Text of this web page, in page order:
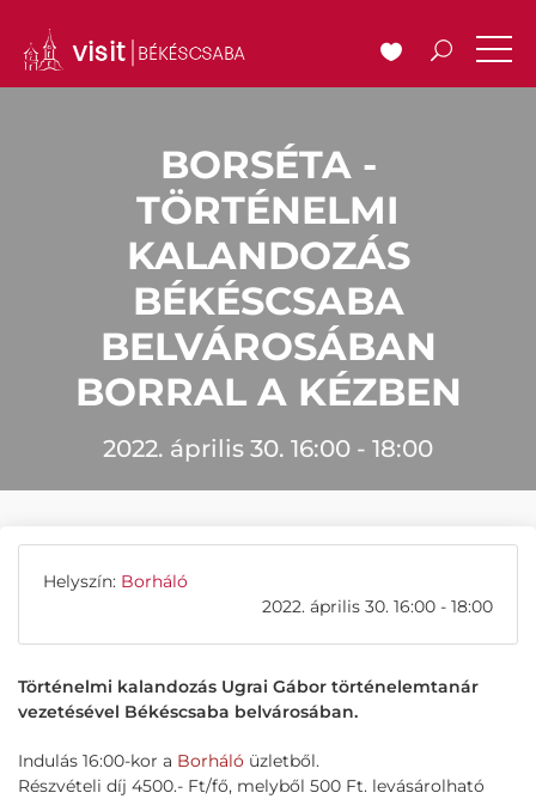
BORSÉTA -
TÖRTÉNELMI
KALANDOZÁS
BÉKÉSCSABA
BELVÁROSÁBAN
BORRAL A KÉZBEN
2022. április 30. 16:00 - 18:00
Helyszín: Borháló
2022. április 30. 16:00 - 18:00
Történelmi kalandozás Ugrai Gábor történelemtanár
vezetésével Békéscsaba belvárosában.
Indulás 16:00-kor a Borháló üzletből.
Részvételi díj 4500.- Ft/fő, melyből 500 Ft. levásárolható